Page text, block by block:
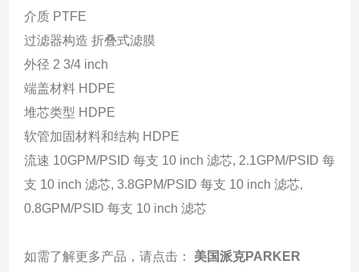
介质 PTFE
过滤器构造 折叠式滤膜
外径 2 3/4 inch
端盖材料 HDPE
堆芯类型 HDPE
软管加固材料和结构 HDPE
流速 10GPM/PSID 每支 10 inch 滤芯, 2.1GPM/PSID 每
支 10 inch 滤芯, 3.8GPM/PSID 每支 10 inch 滤芯,
0.8GPM/PSID 每支 10 inch 滤芯
如需了解更多产品，请点击： 美国派克PARKER